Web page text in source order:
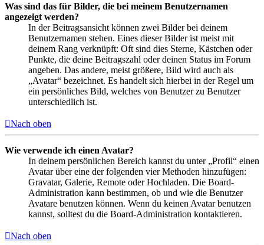
Was sind das für Bilder, die bei meinem Benutzernamen
angezeigt werden?
In der Beitragsansicht können zwei Bilder bei deinem
Benutzernamen stehen. Eines dieser Bilder ist meist mit
deinem Rang verknüpft: Oft sind dies Sterne, Kästchen oder
Punkte, die deine Beitragszahl oder deinen Status im Forum
angeben. Das andere, meist größere, Bild wird auch als
„Avatar“ bezeichnet. Es handelt sich hierbei in der Regel um
ein persönliches Bild, welches von Benutzer zu Benutzer
unterschiedlich ist.
Nach oben
Wie verwende ich einen Avatar?
In deinem persönlichen Bereich kannst du unter „Profil“ einen
Avatar über eine der folgenden vier Methoden hinzufügen:
Gravatar, Galerie, Remote oder Hochladen. Die Board-
Administration kann bestimmen, ob und wie die Benutzer
Avatare benutzen können. Wenn du keinen Avatar benutzen
kannst, solltest du die Board-Administration kontaktieren.
Nach oben